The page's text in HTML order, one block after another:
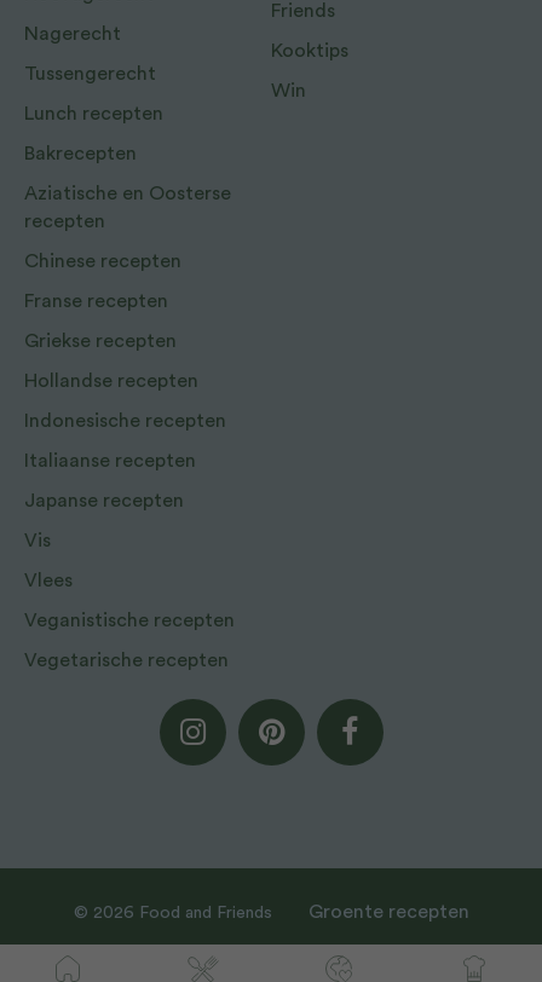
Nagerecht
Tussengerecht
Lunch recepten
Bakrecepten
Aziatische en Oosterse
recepten
Chinese recepten
Franse recepten
Griekse recepten
Hollandse recepten
Indonesische recepten
Italiaanse recepten
Japanse recepten
Vis
Vlees
Veganistische recepten
Vegetarische recepten
Friends
Kooktips
Win
© 2026 Food and Friends Groente recepten